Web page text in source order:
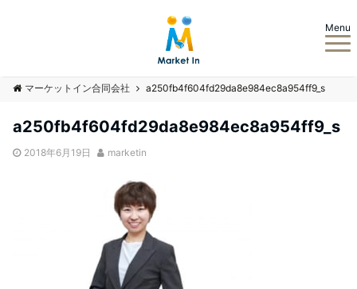
Menu
マーケットイン合同会社 a250fb4f604fd29da8e984ec8a954ff9_s
a250fb4f604fd29da8e984ec8a954ff9_s
2018年6月19日 marketin